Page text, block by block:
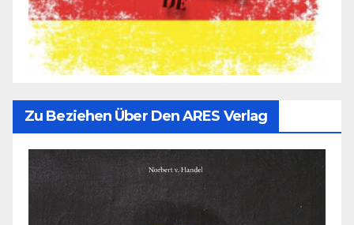
Zu Beziehen Über Den ARES Verlag